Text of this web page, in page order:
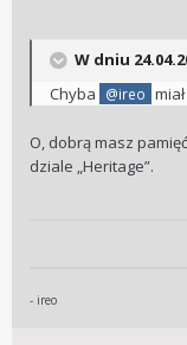
W dniu
Chyba
@ireo
O, dobrą masz
dziale „Heritage”.
- ireo